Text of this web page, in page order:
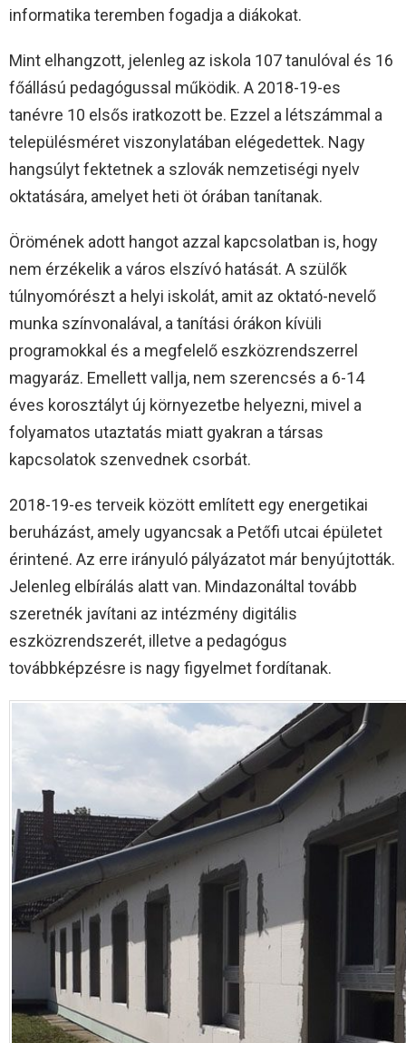
informatika teremben fogadja a diákokat.
Mint elhangzott, jelenleg az iskola 107 tanulóval és 16
főállású pedagógussal működik. A 2018-19-es
tanévre 10 elsős iratkozott be. Ezzel a létszámmal a
településméret viszonylatában elégedettek. Nagy
hangsúlyt fektetnek a szlovák nemzetiségi nyelv
oktatására, amelyet heti öt órában tanítanak.
Örömének adott hangot azzal kapcsolatban is, hogy
nem érzékelik a város elszívó hatását. A szülők
túlnyomórészt a helyi iskolát, amit az oktató-nevelő
munka színvonalával, a tanítási órákon kívüli
programokkal és a megfelelő eszközrendszerrel
magyaráz. Emellett vallja, nem szerencsés a 6-14
éves korosztályt új környezetbe helyezni, mivel a
folyamatos utaztatás miatt gyakran a társas
kapcsolatok szenvednek csorbát.
2018-19-es terveik között említett egy energetikai
beruházást, amely ugyancsak a Petőfi utcai épületet
érintené. Az erre irányuló pályázatot már benyújtották.
Jelenleg elbírálás alatt van. Mindazonáltal tovább
szeretnék javítani az intézmény digitális
eszközrendszerét, illetve a pedagógus
továbbképzésre is nagy figyelmet fordítanak.